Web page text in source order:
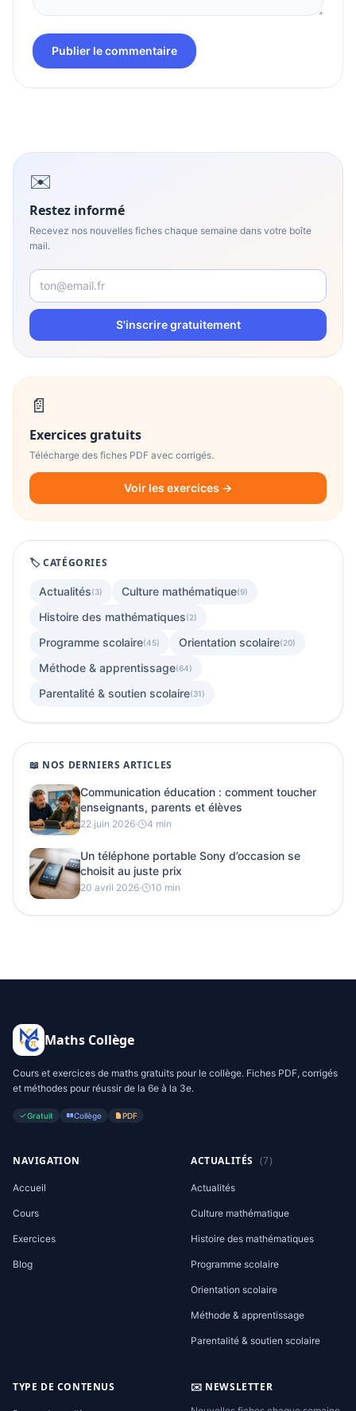
Publier le commentaire
✉️
Restez informé
Recevez nos nouvelles fiches chaque semaine dans votre boîte
mail.
S'inscrire gratuitement
📄
Exercices gratuits
Télécharge des fiches PDF avec corrigés.
Voir les exercices →
🏷️ CATÉGORIES
Actualités(3) Culture mathématique(9)
Histoire des mathématiques(2)
Programme scolaire(45) Orientation scolaire(20)
Méthode & apprentissage(64)
Parentalité & soutien scolaire(31)
📖 NOS DERNIERS ARTICLES
Communication éducation : comment toucher
enseignants, parents et élèves
22 juin 2026· 4 min
Un téléphone portable Sony d’occasion se
choisit au juste prix
20 avril 2026· 10 min
Maths Collège
Cours et exercices de maths gratuits pour le collège. Fiches PDF, corrigés
et méthodes pour réussir de la 6e à la 3e.
Gratuit Collège PDF
NAVIGATION
Accueil
Cours
Exercices
Blog
ACTUALITÉS (7)
Actualités
Culture mathématique
Histoire des mathématiques
Programme scolaire
Orientation scolaire
Méthode & apprentissage
Parentalité & soutien scolaire
TYPE DE CONTENUS ✉️ NEWSLETTER